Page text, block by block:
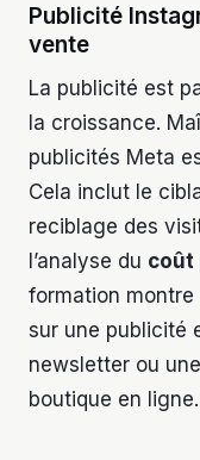
Publicité
vente
La publicité est
la croissance.
publicités Meta
Cela inclut le
reciblage des
l’analyse du coût
formation
sur une publicité
newsletter ou
boutique en ligne.